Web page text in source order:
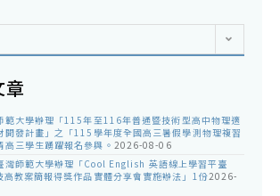
章
範大學辦理「115年至116年普通暨技術型高中物理適
開發計畫」之「115學年度全國高三暑假學測物理複習
高三學生踴躍報名參與。 2026-08-06
灣師範大學辦理「Cool English 英語線上學習平臺
教案簡報得獎作品實體分享會實施辦法」1份2026-